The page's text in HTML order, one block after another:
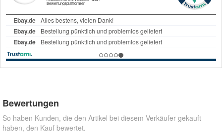
Bewertungen
So haben Kunden, die den Artikel bei diesem Verkäufer gekauft
haben, den Kauf bewertet.